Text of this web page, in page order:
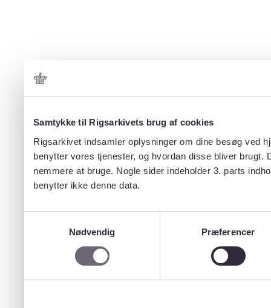
Samtykke til Rigsarkivets brug af cookies
Rigsarkivet indsamler oplysninger om dine besøg ved
benytter vores tjenester, og hvordan disse bliver
nemmere at bruge. Nogle sider indeholder 3. parts
benytter ikke denne data.
Nødvendig
Præferencer